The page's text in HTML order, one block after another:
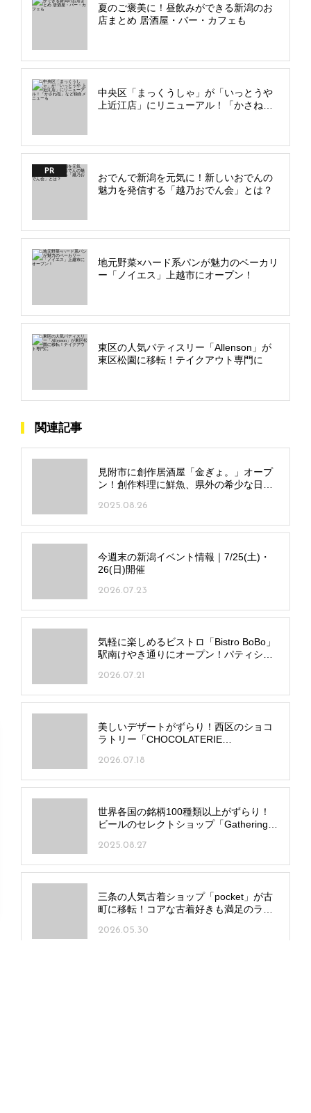
夏のご褒美に！昼飲みができる新潟のお
店まとめ 居酒屋・バー・カフェも
中央区「まっくうしゃ」が「いっとうや
上近江店」にリニューアル！「かさね
PR
おでんで新潟を元気に！新しいおでんの
魅力を発信する「越乃おでん会」とは？
地元野菜×ハード系パンが魅力のベーカリ
ー「ノイエス」上越市にオープン！
東区の人気パティスリー「Allenson」が
東区松園に移転！テイクアウト専門に
関連記事
見附市に創作居酒屋「金ぎょ。」オープ
ン！創作料理に鮮魚、県外の希少な日本
2025.08.26
今週末の新潟イベント情報｜7/25(土)・
26(日)開催
2026.07.23
気軽に楽しめるビストロ「Bistro BoBo」
駅南けやき通りにオープン！パティシエ
2026.07.21
美しいデザートがずらり！西区のショコ
ラトリー「CHOCOLATERIE
2026.07.18
世界各国の銘柄100種類以上がずらり！
ビールのセレクトショップ「Gathering
2025.08.27
三条の人気古着ショップ「pocket」が古
町に移転！コアな古着好きも満足のライ
2026.05.30